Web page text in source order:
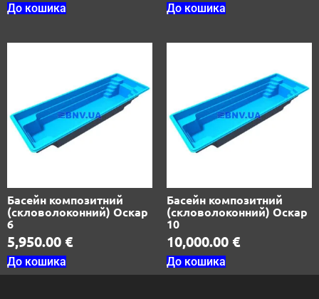
До кошика До кошика
Басейн композитний
(скловолоконний) Оскар
6
5,950.00 €
До кошика
Басейн композитний
(скловолоконний) Оскар
10
10,000.00 €
До кошика